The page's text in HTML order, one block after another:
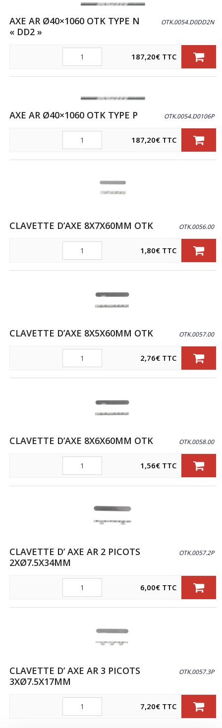
AXE AR Ø40×1060 OTK TYPE N
« DD2 »
OTK.0054.D0DD2N
Quantité 187,20€ TTC
AXE AR Ø40×1060 OTK TYPE P OTK.0054.D0106P
Quantité 187,20€ TTC
CLAVETTE D’AXE 8X7X60MM OTK OTK.0056.00
Quantité 1,80€ TTC
CLAVETTE D’AXE 8X5X60MM OTK OTK.0057.00
Quantité 2,76€ TTC
CLAVETTE D’AXE 8X6X60MM OTK OTK.0058.00
Quantité 1,56€ TTC
CLAVETTE D’ AXE AR 2 PICOTS
2XØ7.5X34MM
OTK.0057.2P
6,00€ TTC
CLAVETTE D’ AXE AR 3 PICOTS
3XØ7.5X17MM
OTK.0057.3P
7,20€ TTC